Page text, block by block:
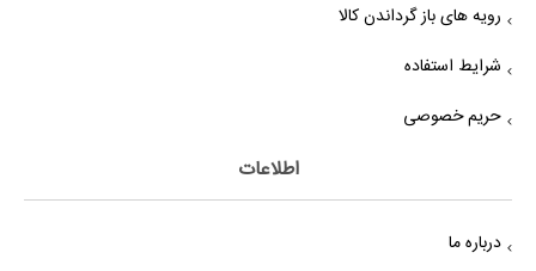
رویه های باز گرداندن کالا
شرایط استفاده
حریم خصوصی
اطلاعات
درباره ما